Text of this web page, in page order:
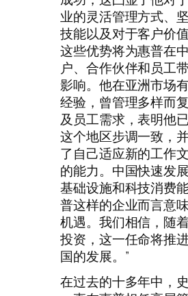
业的灵活管理方式、
技能以及对于客户价值
这些优势将为惠普在
户、合作伙伴和员工
影响。他在亚洲市场
经验，曾管理多样而
及员工需求，表明他
这个地区步调一致，
了自己适应新的工作
的能力。中国快速发展
基础设施和科技消费
普这样的企业而言意
机遇。我们相信，随
投资，这一任命将推
国的发展。”
在过去的十多年中，